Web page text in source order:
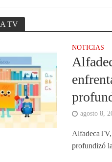
TV
NOTICIAS
agosto 8,
AlfadecaTV,
profundizó